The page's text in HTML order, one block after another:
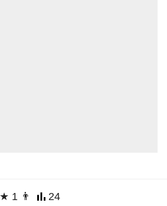
★ 1 👨 24